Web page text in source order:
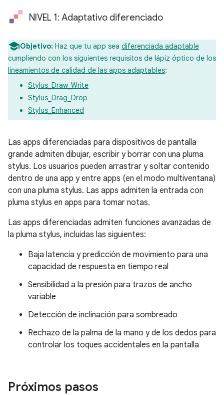
NIVEL 1: Adaptativo diferenciado
Objetivo: Haz que tu app sea diferenciada adaptable
cumpliendo con los siguientes requisitos de lápiz óptico de los
lineamientos de calidad de las apps adaptables:
Stylus_Draw_Write
Stylus_Drag_Drop
Stylus_Enhanced
Las apps diferenciadas para dispositivos de pantalla
grande admiten dibujar, escribir y borrar con una pluma
stylus. Los usuarios pueden arrastrar y soltar contenido
dentro de una app y entre apps (en el modo multiventana)
con una pluma stylus. Las apps admiten la entrada con
pluma stylus en apps para tomar notas.
Las apps diferenciadas admiten funciones avanzadas de
la pluma stylus, incluidas las siguientes:
Baja latencia y predicción de movimiento para una
capacidad de respuesta en tiempo real
Sensibilidad a la presión para trazos de ancho
variable
Detección de inclinación para sombreado
Rechazo de la palma de la mano y de los dedos para
controlar los toques accidentales en la pantalla
Próximos pasos